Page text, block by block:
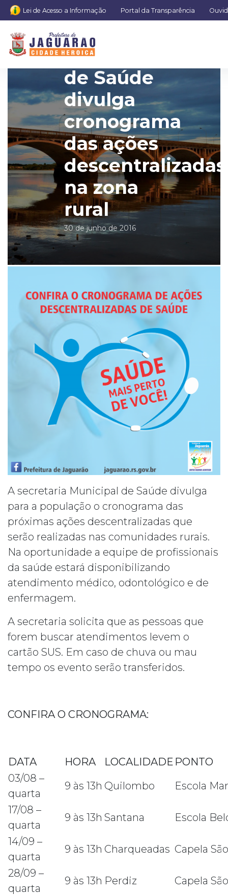
Lei de Acesso a Informação Portal da Transparência
Secretaria
de Saúde
divulga
cronograma
das ações
descentralizadas
na zona
rural
30 de junho de 2016
A secretaria Municipal de Saúde divulga
para a população o cronograma das
próximas ações descentralizadas que
serão realizadas nas comunidades rurais.
Na oportunidade a equipe de profissionais
da saúde estará disponibilizando
atendimento médico, odontológico e de
enfermagem.
A secretaria solicita que as pessoas que
forem buscar atendimentos levem o
cartão SUS. Em caso de chuva ou mau
tempo os evento serão transferidos.
CONFIRA O CRONOGRAMA:
DATA HORA LOCALIDADE PONTO
03/08 –
quarta
9 às 13h Quilombo
Escola
17/08 –
quarta
9 às 13h Santana
Escola
14/09 –
quarta
9 às 13h Charqueadas Capela
28/09 –
quarta
9 às 13h Perdiz
Capela